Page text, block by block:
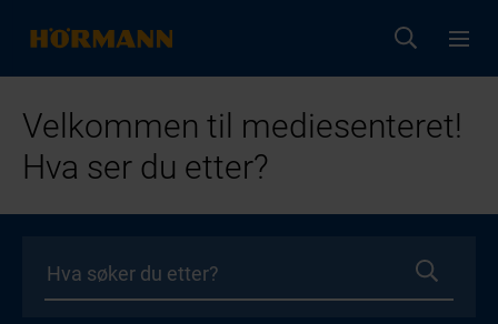
Velkommen til mediesenteret!
Hva ser du etter?